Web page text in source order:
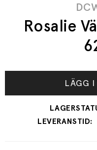
Rosalie
LÄGG I